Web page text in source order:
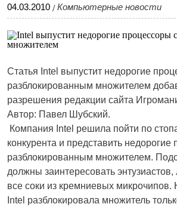
04.03.2010 / Компьютерные новости
Статья Intel выпустит недорогие
разблокированным множителем
разрешения редакции сайта
Автор: Павел Шубский.
Компания Intel решила пойти по
конкурента и представить недорогие
разблокированным множителем.
должны заинтересовать
все соки из кремниевых
Intel разблокировала множитель